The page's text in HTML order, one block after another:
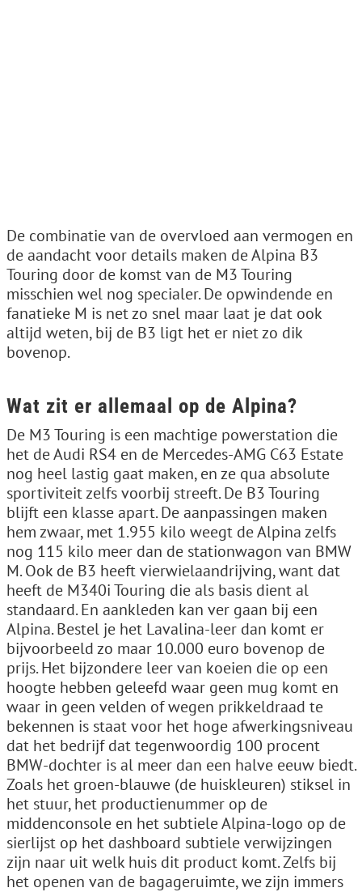
De combinatie van de overvloed aan vermogen en
de aandacht voor details maken de Alpina B3
Touring door de komst van de M3 Touring
misschien wel nog specialer. De opwindende en
fanatieke M is net zo snel maar laat je dat ook
altijd weten, bij de B3 ligt het er niet zo dik
bovenop.
Wat zit er allemaal op de Alpina?
De M3 Touring is een machtige powerstation die
het de Audi RS4 en de Mercedes-AMG C63 Estate
nog heel lastig gaat maken, en ze qua absolute
sportiviteit zelfs voorbij streeft. De B3 Touring
blijft een klasse apart. De aanpassingen maken
hem zwaar, met 1.955 kilo weegt de Alpina zelfs
nog 115 kilo meer dan de stationwagon van BMW
M. Ook de B3 heeft vierwielaandrijving, want dat
heeft de M340i Touring die als basis dient al
standaard. En aankleden kan ver gaan bij een
Alpina. Bestel je het Lavalina-leer dan komt er
bijvoorbeeld zo maar 10.000 euro bovenop de
prijs. Het bijzondere leer van koeien die op een
hoogte hebben geleefd waar geen mug komt en
waar in geen velden of wegen prikkeldraad te
bekennen is staat voor het hoge afwerkingsniveau
dat het bedrijf dat tegenwoordig 100 procent
BMW-dochter is al meer dan een halve eeuw biedt.
Zoals het groen-blauwe (de huiskleuren) stiksel in
het stuur, het productienummer op de
middenconsole en het subtiele Alpina-logo op de
sierlijst op het dashboard subtiele verwijzingen
zijn naar uit welk huis dit product komt. Zelfs bij
het openen van de bagageruimte, we zijn immers